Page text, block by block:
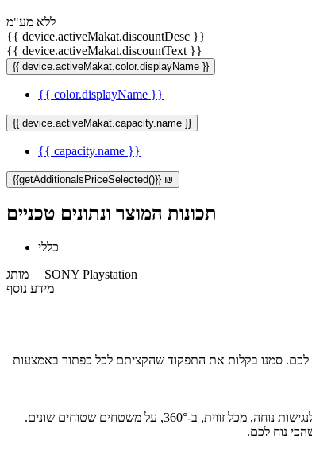
ללא מע"מ
{{ device.activeMakat.discountDesc }}
{{ device.activeMakat.discountText }}
{{ device.activeMakat.color.displayName }}
{{ color.displayName }}
{{ device.activeMakat.capacity.name }}
{{ capacity.name }}
{{getAdditionalsPriceSelected()}} ₪
תכונות המוצר ונתונים טכניים
כללי
מותג SONY Playstation
מידע נוסף
לכם. סמנו בקלות את התפקוד שהקציתם לכל כפתור באמצעות
התאימו את האורך של זרוע ההרחבה בדיוק במיקום שמתאים לכם והשתמשו בכפתור הנעילה כדי לאבטח אותה במקום, לנוחות מרבית. גמישות מובנית מהיסוד לנגישות נוחה, מכל זווית, ב-360°, על משטחים שטוחים שונים.